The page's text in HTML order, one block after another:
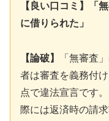
【良い口コミ】「
に借りられた」
【論破】
「無審査
者は審査を義務付
点で違法宣言です
際には返済時の請